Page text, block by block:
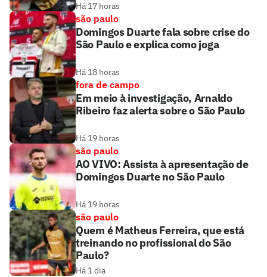
Há 17 horas
são paulo
Domingos Duarte fala sobre crise do
São Paulo e explica como joga
Há 18 horas
fora de campo
Em meio à investigação, Arnaldo
Ribeiro faz alerta sobre o São Paulo
Há 19 horas
são paulo
AO VIVO: Assista à apresentação de
Domingos Duarte no São Paulo
Há 19 horas
são paulo
Quem é Matheus Ferreira, que está
treinando no profissional do São
Paulo?
Há 1 dia